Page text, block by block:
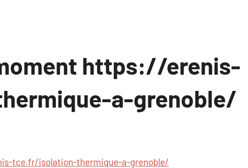
https://erenis-
a-grenoble/
tce.fr/isolation-thermique-a-grenoble/